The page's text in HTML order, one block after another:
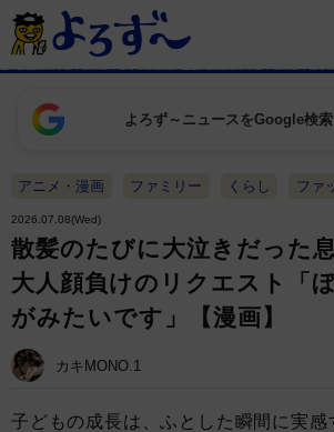
よろず～ニュースをGoogle検
アニメ・漫画 ファミリー くらし ファ
2026.07.08(Wed)
散髪のたびに大泣きだった
大人顔負けのリクエスト「
がみたいです」【漫画】
カキMONO.1
子どもの成長は、ふとした瞬間に実感